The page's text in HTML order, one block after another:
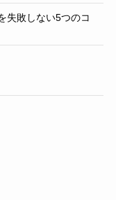
失敗しない5つのコ